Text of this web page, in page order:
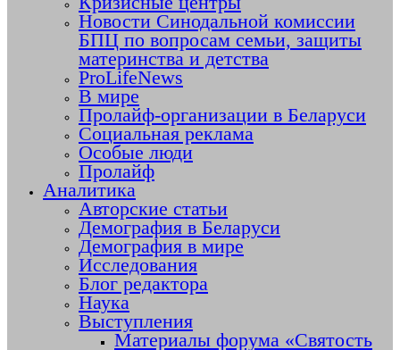
Новости Синодальной комиссии
БПЦ по вопросам семьи, защиты
материнства и детства
ProLifeNews
В мире
Пролайф-организации в Беларуси
Социальная реклама
Особые люди
Пролайф
Аналитика
Авторские статьи
Демография в Беларуси
Демография в мире
Исследования
Блог редактора
Наука
Выступления
Материалы форума «Святость